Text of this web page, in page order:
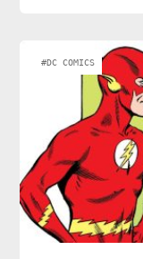
#DC COMICS